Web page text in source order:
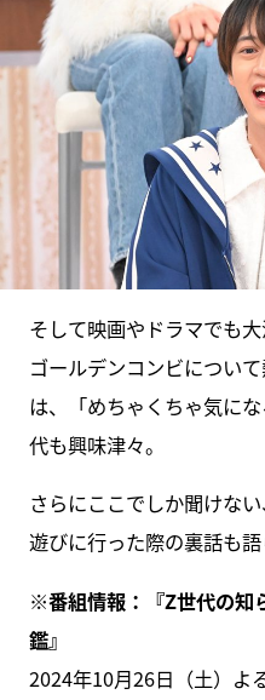
そして映画やドラマでも
ゴールデンコンビについ
は、「めちゃくちゃ気に
代も興味津々。
さらにここでしか聞けな
遊びに行った際の裏話も語
※番組情報：『Z世代の知
鑑』
2024年10月26日（土）よ